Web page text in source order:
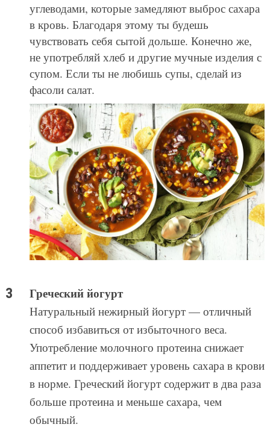
углеводами, которые замедляют выброс сахара
в кровь. Благодаря этому ты будешь
чувствовать себя сытой дольше. Конечно же,
не употребляй хлеб и другие мучные изделия с
супом. Если ты не любишь супы, сделай из
фасоли салат.
Греческий йогурт
Натуральный нежирный йогурт — отличный
способ избавиться от избыточного веса.
Употребление молочного протеина снижает
аппетит и поддерживает уровень сахара в крови
в норме. Греческий йогурт содержит в два раза
больше протеина и меньше сахара, чем
обычный.